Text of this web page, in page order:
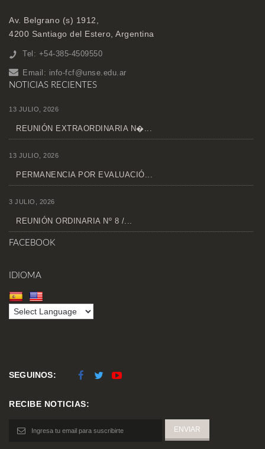
Av. Belgrano (s) 1912,
4200 Santiago del Estero, Argentina
Tel: +54-385-4509550
Email: info-fcf@unse.edu.ar
NOTICIAS RECIENTES
13 JULIO, 2026
REUNIÓN EXTRAORDINARIA N�...
13 JULIO, 2026
PERMANENCIA POR EVALUACIÓ...
3 JULIO, 2026
REUNIÓN ORDINARIA Nº 8 /...
FACEBOOK
IDIOMA
SEGUINOS:
RECIBE NOTICIAS: